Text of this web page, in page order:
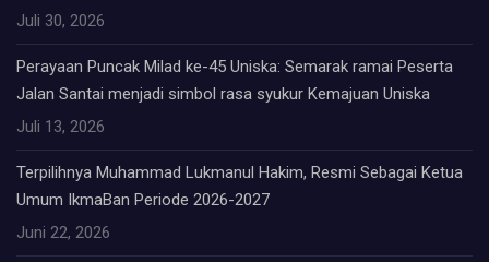
Juli 30, 2026
Perayaan Puncak Milad ke-45 Uniska: Semarak ramai Peserta
Jalan Santai menjadi simbol rasa syukur Kemajuan Uniska
Juli 13, 2026
Terpilihnya Muhammad Lukmanul Hakim, Resmi Sebagai Ketua
Umum IkmaBan Periode 2026-2027
Juni 22, 2026